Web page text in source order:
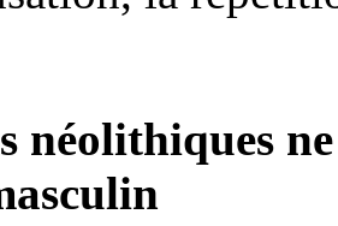
néolithiques